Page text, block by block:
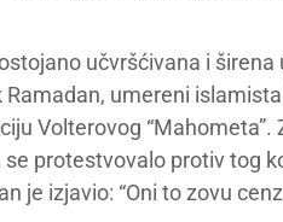
učvršćivana i
umereni
Volterovog
protestvovalo protiv tog
je izjavio: “Oni to zovu